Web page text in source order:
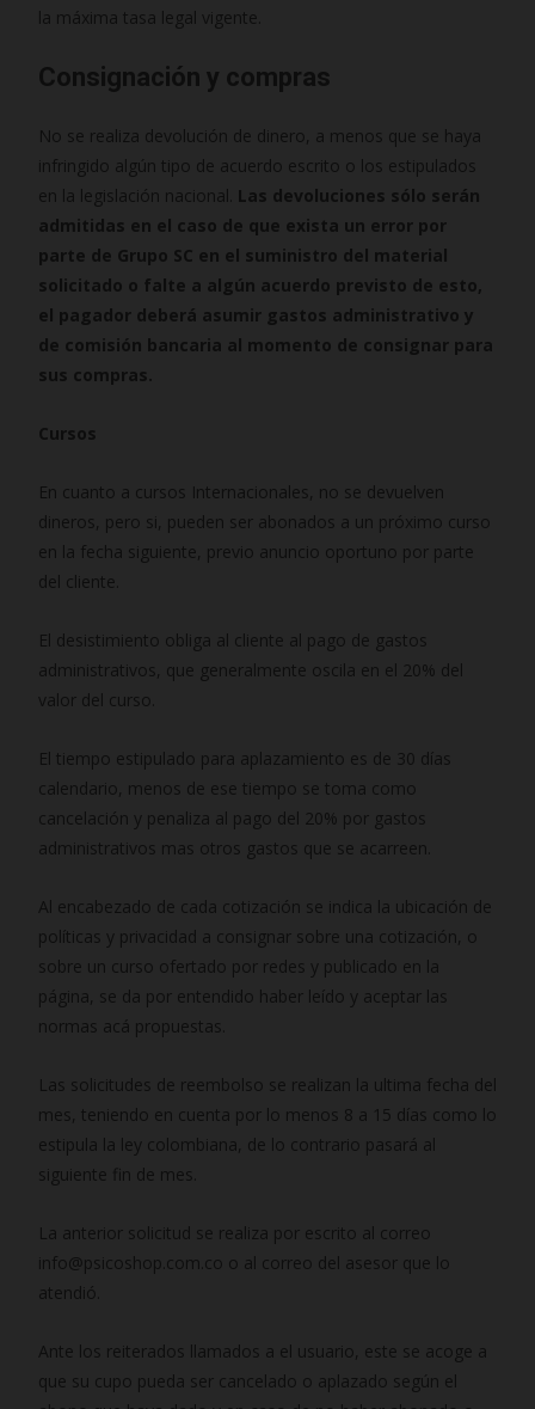
la máxima tasa legal vigente.
Consignación y compras
No se realiza devolución de dinero, a menos que se haya
infringido algún tipo de acuerdo escrito o los estipulados
en la legislación nacional. Las devoluciones sólo serán
admitidas en el caso de que exista un error por
parte de Grupo SC en el suministro del material
solicitado o falte a algún acuerdo previsto de esto,
el pagador deberá asumir gastos administrativo y
de comisión bancaria al momento de consignar para
sus compras.
Cursos
En cuanto a cursos Internacionales, no se devuelven
dineros, pero si, pueden ser abonados a un próximo curso
en la fecha siguiente, previo anuncio oportuno por parte
del cliente.
El desistimiento obliga al cliente al pago de gastos
administrativos, que generalmente oscila en el 20% del
valor del curso.
El tiempo estipulado para aplazamiento es de 30 días
calendario, menos de ese tiempo se toma como
cancelación y penaliza al pago del 20% por gastos
administrativos mas otros gastos que se acarreen.
Al encabezado de cada cotización se indica la ubicación de
políticas y privacidad a consignar sobre una cotización, o
sobre un curso ofertado por redes y publicado en la
página, se da por entendido haber leído y aceptar las
normas acá propuestas.
Las solicitudes de reembolso se realizan la ultima fecha del
mes, teniendo en cuenta por lo menos 8 a 15 días como lo
estipula la ley colombiana, de lo contrario pasará al
siguiente fin de mes.
La anterior solicitud se realiza por escrito al correo
info@psicoshop.com.co o al correo del asesor que lo
atendió.
Ante los reiterados llamados a el usuario, este se acoge a
que su cupo pueda ser cancelado o aplazado según el